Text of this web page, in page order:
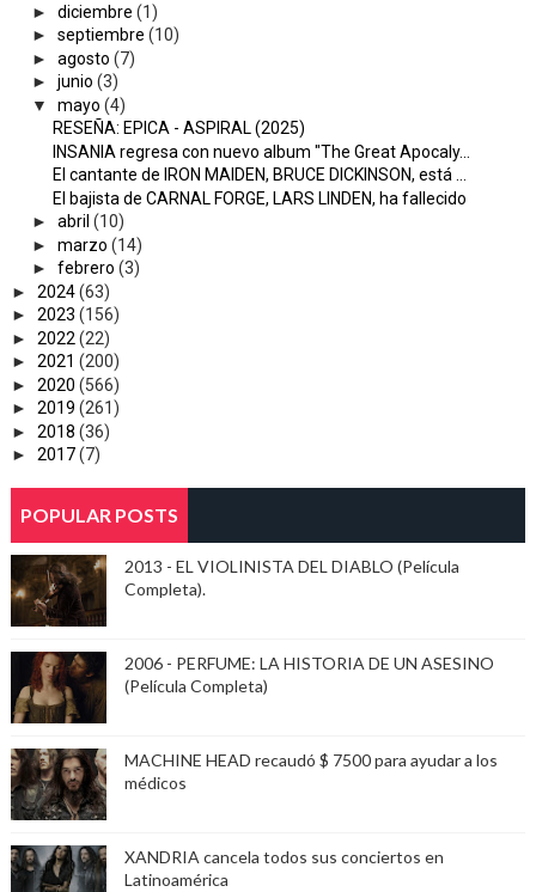
► diciembre (1)
► septiembre (10)
► agosto (7)
► junio (3)
▼
mayo (4)
RESEÑA: EPICA - ASPIRAL (2025)
INSANIA regresa con nuevo album "The Great Apocaly...
El cantante de IRON MAIDEN, BRUCE DICKINSON, está ...
El bajista de CARNAL FORGE, LARS LINDEN, ha fallecido
► abril (10)
► marzo (14)
► febrero (3)
► 2024(63)
► 2023 (156)
► 2022 (22)
► 2021 (200)
► 2020 (566)
► 2019 (261)
► 2018 (36)
► 2017(7)
POPULAR POSTS
2013 - EL VIOLINISTA DEL DIABLO (Película
Completa).
2006 - PERFUME: LA HISTORIA DE UN ASESINO
(Película Completa)
MACHINE HEAD recaudó $ 7500 para ayudar a los
médicos
XANDRIA cancela todos sus conciertos en
Latinoamérica